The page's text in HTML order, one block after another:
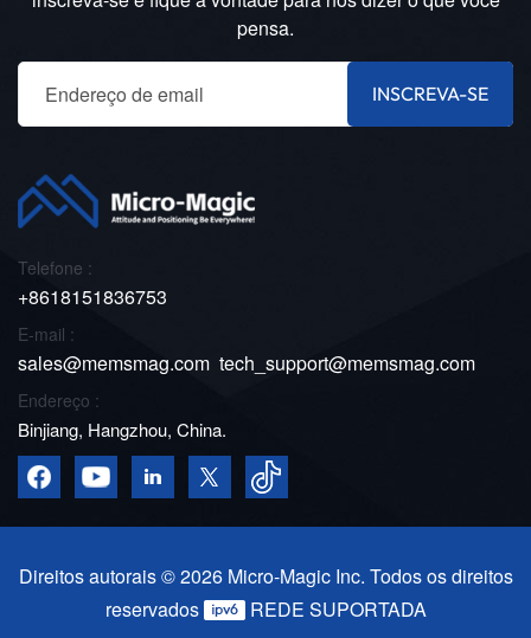
pensa.
INSCREVA-SE
Telefone :
+8618151836753
E-mail :
sales@memsmag.com tech_support@memsmag.com
Endereço :
Binjiang, Hangzhou, China.
Direitos autorais © 2026 Micro-Magic Inc. Todos os direitos
reservados
REDE SUPORTADA